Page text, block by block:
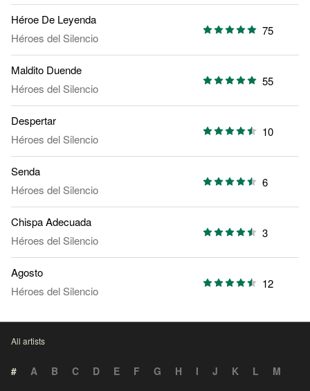
Héroe De Leyenda
Héroes del Silencio
75
Maldito Duende
Héroes del Silencio
55
Despertar
Héroes del Silencio
10
Senda
Héroes del Silencio
6
Chispa Adecuada
Héroes del Silencio
3
Agosto
Héroes del Silencio
12
All artists
# A B C D E F G H I J K L
M